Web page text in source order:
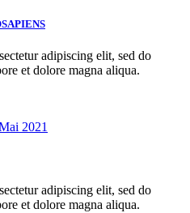
adipiscing elit, sed do
et dolore magna aliqua.
2021
adipiscing elit, sed do
et dolore magna aliqua.